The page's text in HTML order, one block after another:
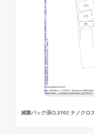
滅菌パック済CL3102 ナノクロ